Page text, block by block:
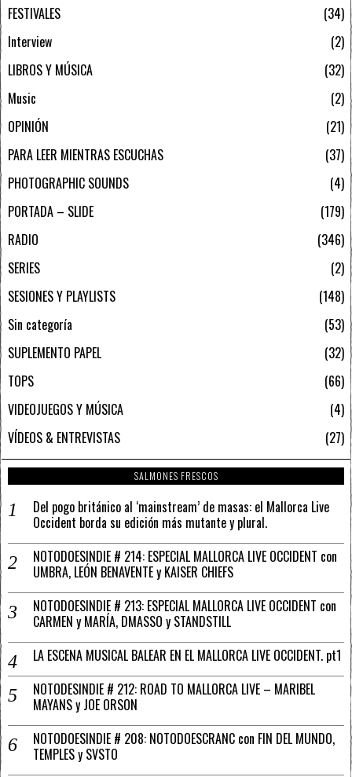
FESTIVALES
34
Interview
2
LIBROS Y MÚSICA
32
Music
2
OPINIÓN
21
PARA LEER MIENTRAS ESCUCHAS
37
PHOTOGRAPHIC SOUNDS
4
PORTADA – SLIDE
179
RADIO
346
SERIES
2
SESIONES Y PLAYLISTS
148
Sin categoría
53
SUPLEMENTO PAPEL
32
TOPS
66
VIDEOJUEGOS Y MÚSICA
4
VÍDEOS & ENTREVISTAS
27
SALMONES FRESCOS
Del pogo británico al ‘mainstream’ de masas: el Mallorca Live
Occident borda su edición más mutante y plural.
NOTODOESINDIE # 214: ESPECIAL MALLORCA LIVE OCCIDENT con
UMBRA, LEÓN BENAVENTE y KAISER CHIEFS
NOTODOESINDIE # 213: ESPECIAL MALLORCA LIVE OCCIDENT con
CARMEN y MARÍA, DMASSO y STANDSTILL
LA ESCENA MUSICAL BALEAR EN EL MALLORCA LIVE OCCIDENT. pt1
NOTODESINDIE # 212: ROAD TO MALLORCA LIVE – MARIBEL
MAYANS y JOE ORSON
NOTODOESINDIE # 208: NOTODOESCRANC con FIN DEL MUNDO,
TEMPLES y SVSTO